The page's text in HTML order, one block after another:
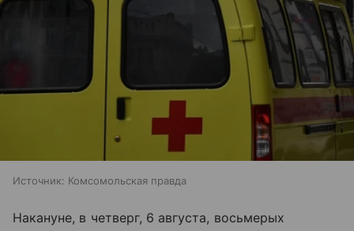
Источник: Комсомольская правда
Накануне, в четверг, 6 августа, восьмерых